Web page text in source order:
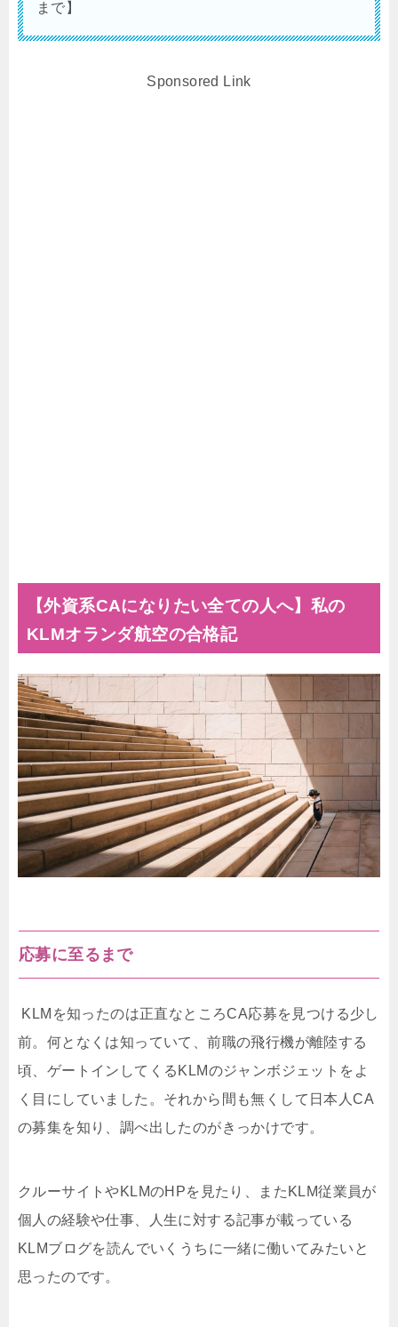
まで】
Sponsored Link
【外資系CAになりたい全ての人へ】私の
KLMオランダ航空の合格記
応募に至るまで
KLMを知ったのは正直なところCA応募を見つける少し
前。何となくは知っていて、前職の飛行機が離陸する
頃、ゲートインしてくるKLMのジャンボジェットをよ
く目にしていました。それから間も無くして日本人CA
の募集を知り、調べ出したのがきっかけです。
クルーサイトやKLMのHPを見たり、またKLM従業員が
個人の経験や仕事、人生に対する記事が載っている
KLMブログを読んでいくうちに一緒に働いてみたいと
思ったのです。